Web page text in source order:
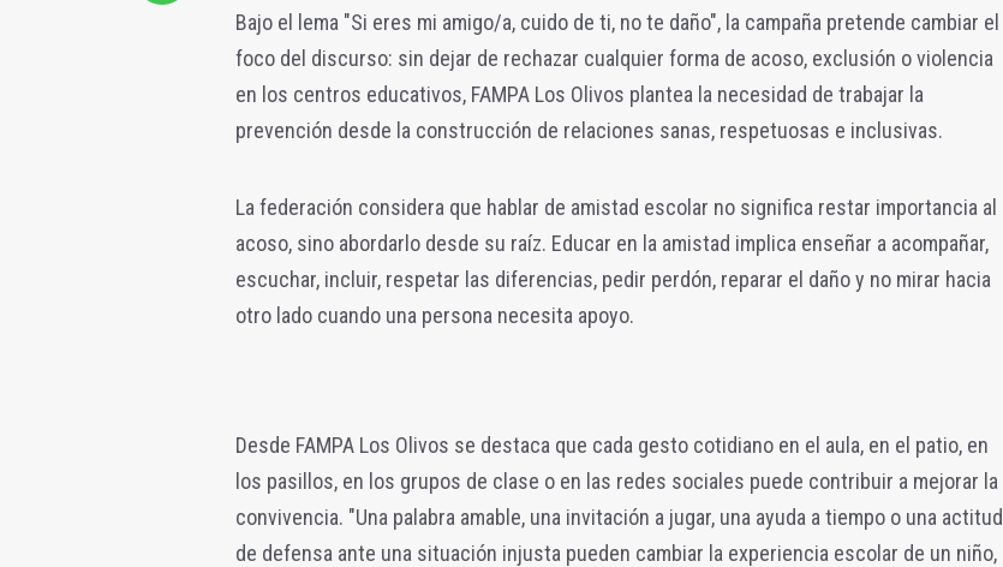
Bajo el lema "Si eres mi amigo/a, cuido de ti, no te daño", la campaña pretende cambiar el
foco del discurso: sin dejar de rechazar cualquier forma de acoso, exclusión o violencia
en los centros educativos, FAMPA Los Olivos plantea la necesidad de trabajar la
prevención desde la construcción de relaciones sanas, respetuosas e inclusivas.
La federación considera que hablar de amistad escolar no significa restar importancia al
acoso, sino abordarlo desde su raíz. Educar en la amistad implica enseñar a acompañar,
escuchar, incluir, respetar las diferencias, pedir perdón, reparar el daño y no mirar hacia
otro lado cuando una persona necesita apoyo.
Desde FAMPA Los Olivos se destaca que cada gesto cotidiano en el aula, en el patio, en
los pasillos, en los grupos de clase o en las redes sociales puede contribuir a mejorar la
convivencia. "Una palabra amable, una invitación a jugar, una ayuda a tiempo o una actitud
de defensa ante una situación injusta pueden cambiar la experiencia escolar de un niño,